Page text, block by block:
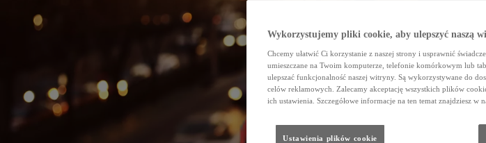
Wykorzystujemy pliki cookie, aby ulepszyć naszą
Chcemy ułatwić Ci korzystanie z naszej strony i usprawnić
umieszczane na Twoim komputerze, telefonie komórkowym lub
ulepszać funkcjonalność naszej witryny. Są wykorzystywane do
celów reklamowych. Zalecamy akceptację wszystkich plików
ich ustawienia. Szczegółowe informacje na ten temat znajdziesz w
Ustawienia plików cookie